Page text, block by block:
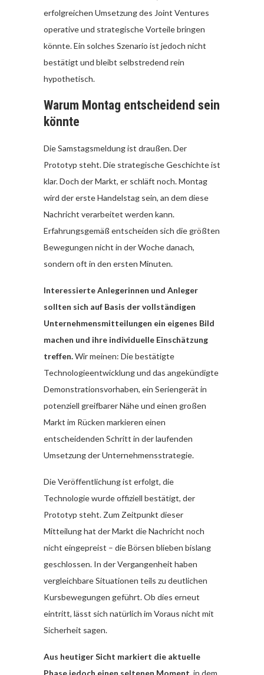
erfolgreichen Umsetzung des Joint Ventures
operative und strategische Vorteile bringen
könnte. Ein solches Szenario ist jedoch nicht
bestätigt und bleibt selbstredend rein
hypothetisch.
Warum Montag entscheidend sein
könnte
Die Samstagsmeldung ist draußen. Der
Prototyp steht. Die strategische Geschichte ist
klar. Doch der Markt, er schläft noch. Montag
wird der erste Handelstag sein, an dem diese
Nachricht verarbeitet werden kann.
Erfahrungsgemäß entscheiden sich die größten
Bewegungen nicht in der Woche danach,
sondern oft in den ersten Minuten.
Interessierte Anlegerinnen und Anleger
sollten sich auf Basis der vollständigen
Unternehmensmitteilungen ein eigenes Bild
machen und ihre individuelle Einschätzung
treffen.Wir meinen: Die bestätigte
Technologieentwicklung und das angekündigte
Demonstrationsvorhaben, ein Seriengerät in
potenziell greifbarer Nähe und einen großen
Markt im Rücken markieren einen
entscheidenden Schritt in der laufenden
Umsetzung der Unternehmensstrategie.
Die Veröffentlichung ist erfolgt, die
Technologie wurde offiziell bestätigt, der
Prototyp steht. Zum Zeitpunkt dieser
Mitteilung hat der Markt die Nachricht noch
nicht eingepreist – die Börsen blieben bislang
geschlossen. In der Vergangenheit haben
vergleichbare Situationen teils zu deutlichen
Kursbewegungen geführt. Ob dies erneut
eintritt, lässt sich natürlich im Voraus nicht mit
Sicherheit sagen.
Aus heutiger Sicht markiert die aktuelle